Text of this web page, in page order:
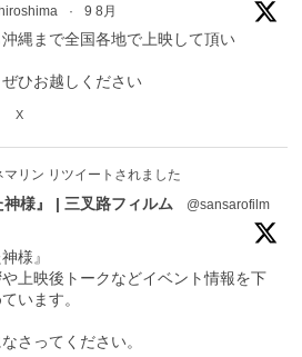
· 9 8月
縄まで全国各地で上映して頂い
ひお越しください
X
マリン リツイートされました
様』 | 三叉路フィルム
@sansarofilm
様』
上映後トークなどイベント情報を下
います。
さってください。